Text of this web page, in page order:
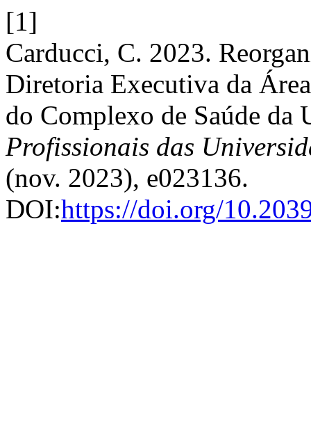
[1]
Carducci, C. 2023.
Diretoria Executiva da
do Complexo de Saúde
Profissionais das
(nov. 2023), e023136.
DOI:https://doi.org/